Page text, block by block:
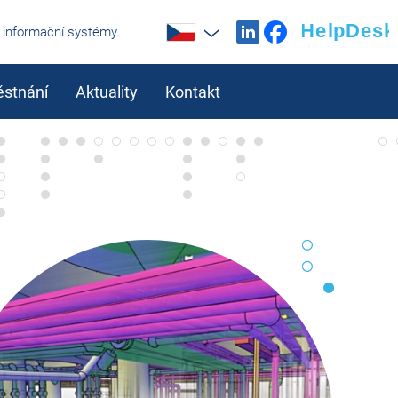
systémy.
Aktuality Kontakt